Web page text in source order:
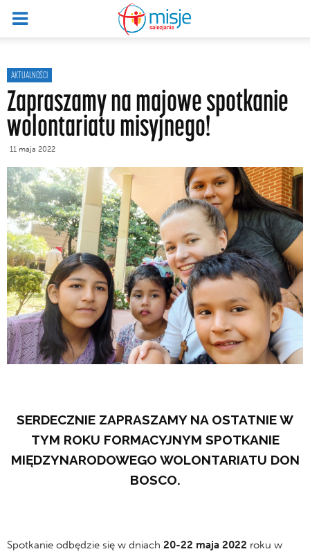
AKTUALNOŚCI
Zapraszamy na majowe spotkanie
wolontariatu misyjnego!
11 maja 2022
SERDECZNIE ZAPRASZAMY NA OSTATNIE W
TYM ROKU FORMACYJNYM SPOTKANIE
MIĘDZYNARODOWEGO WOLONTARIATU DON
BOSCO.
Spotkanie odbędzie się w dniach 20-22 maja 2022 roku w